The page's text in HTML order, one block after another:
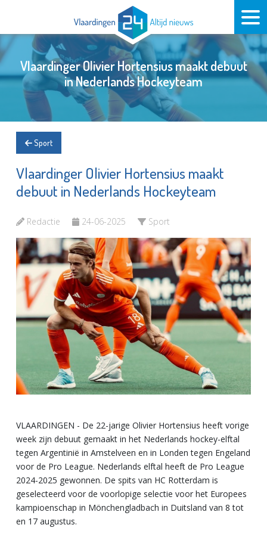
Vlaardinger Olivier Hortensius maakt debuut
in Nederlands Hockeyteam
Sport
Vlaardinger Olivier Hortensius maakt
debuut in Nederlands Hockeyteam
Redactie 24-06-2025 Sport
VLAARDINGEN - De 22-jarige Olivier Hortensius heeft vorige
week zijn debuut gemaakt in het Nederlands hockey-elftal
tegen Argentinië in Amstelveen en in Londen tegen Engeland
voor de Pro League. Nederlands elftal heeft de Pro League
2024-2025 gewonnen. De spits van HC Rotterdam is
geselecteerd voor de voorlopige selectie voor het Europees
kampioenschap in Mönchengladbach in Duitsland van 8 tot
en 17 augustus.